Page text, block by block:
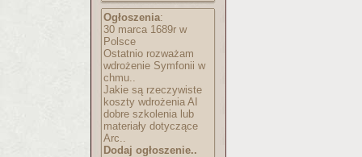
Ogłoszenia:
30 marca 1689r w
Polsce
Ostatnio rozważam
wdrożenie Symfonii w
chmu..
Jakie są rzeczywiste
koszty wdrożenia AI
dobre szkolenia lub
materiały dotyczące
Arc..
Dodaj ogłoszenie..